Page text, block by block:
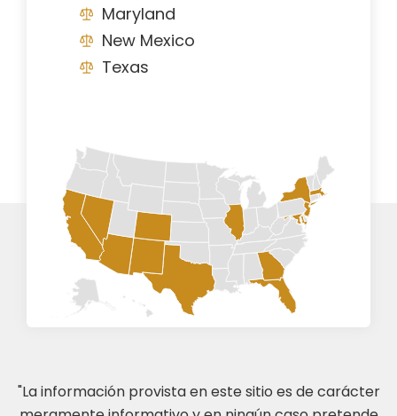
Maryland
New Mexico
Texas
"La información provista en este sitio es de carácter